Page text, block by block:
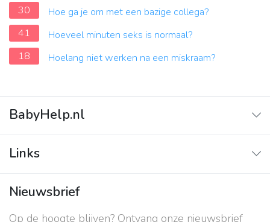
30
Hoe ga je om met een bazige collega?
41
Hoeveel minuten seks is normaal?
18
Hoelang niet werken na een miskraam?
BabyHelp.nl
Vraag & Antwoord
Links
Contact
Nieuwsbrief
Op de hoogte blijven? Ontvang onze nieuwsbrief